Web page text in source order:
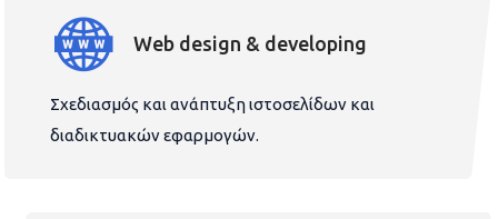
Web design & developing
Σχεδιασμός και ανάπτυξη ιστοσελίδων και
διαδικτυακών εφαρμογών.